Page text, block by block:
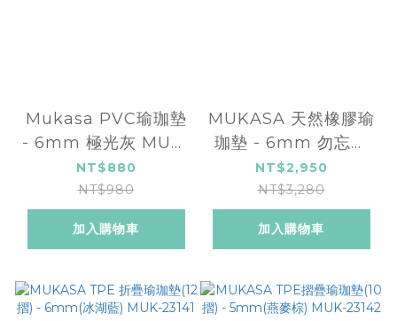
Mukasa PVC瑜珈墊
- 6mm 極光灰 MUK-
25121
NT$880
NT$980
加入購物車
MUKASA 天然橡膠瑜
珈墊 - 6mm 勿忘草
MUK-24108
NT$2,950
NT$3,280
加入購物車